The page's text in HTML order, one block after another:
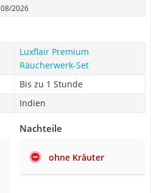
08/2026
Luxflair Premium
Räucherwerk-Set
Bis zu 1 Stunde
Indien
Nachteile
ohne Kräuter